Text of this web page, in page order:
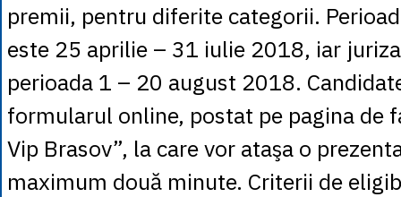
premii, pentru diferite categorii.
este 25 aprilie – 31 iulie 2018, iar
perioada 1 – 20 august 2018.
formularul online, postat pe pagina de
Vip Brasov”, la care vor ataşa o
maximum două minute. Criterii de